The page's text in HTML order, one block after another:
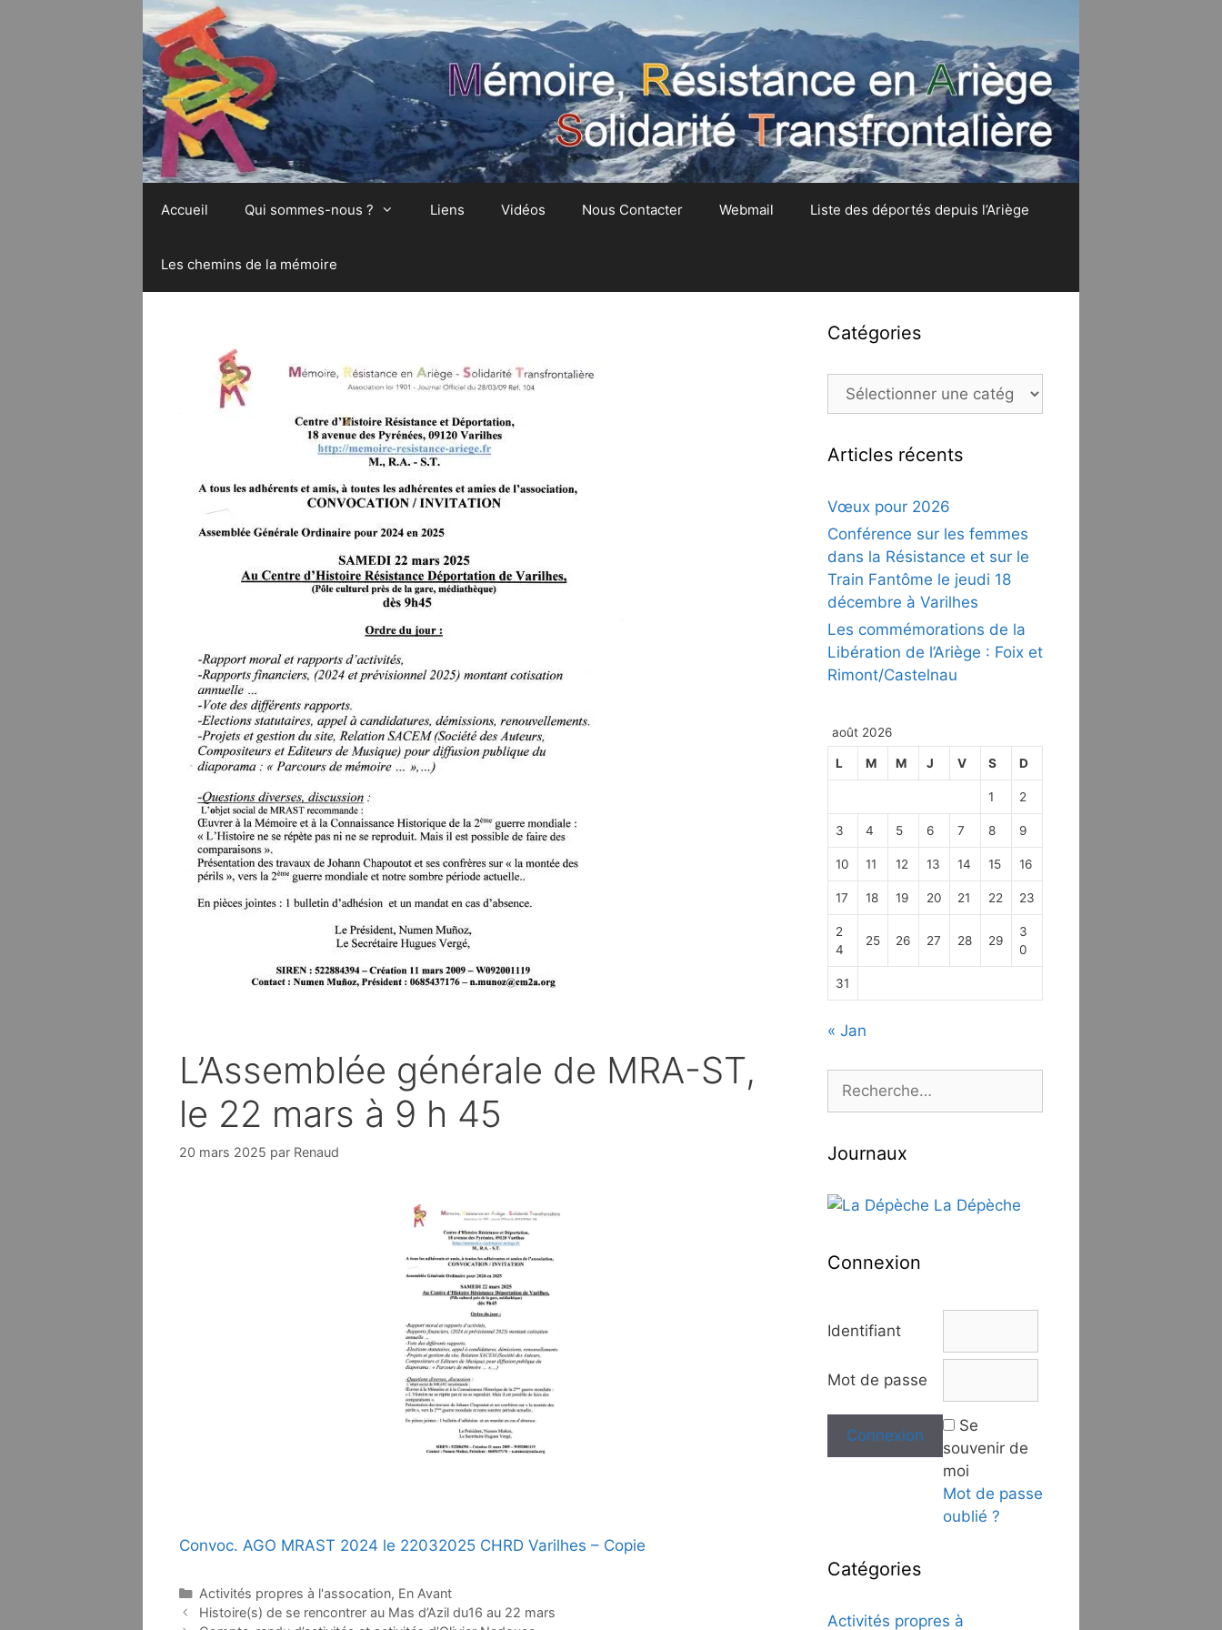
Accueil Qui sommes-nous ? Liens Vidéos Nous Contacter Webmail Liste des déportés depuis l’Ariège
Les chemins de la mémoire
L’Assemblée générale de MRA-ST,
le 22 mars à 9 h 45
20 mars 2025 par Renaud
Convoc. AGO MRAST 2024 le 22032025 CHRD Varilhes – Copie
Catégories
Activités propres à l'assocation, En Avant
Navigation
Histoire(s) de se rencontrer au Mas d’Azil du16 au 22 mars
Catégories
Catégories
Articles récents
Vœux pour 2026
Conférence sur les femmes
dans la Résistance et sur le
Train Fantôme le jeudi 18
décembre à Varilhes
Les commémorations de la
Libération de l’Ariège : Foix et
Rimont/Castelnau
août 2026
L M M J V S D
1 2
3 4 5 6 7 8 9
10 11 12 13 14 15 16
17 18 19 20 21 22 23
2
4
25 26 27 28 29
3
0
31
« Jan
Journaux
La Dépèche
Connexion
Identifiant
Mot de passe
Se
souvenir de
moi
Mot de passe
oublié ?
Catégories
Activités propres à